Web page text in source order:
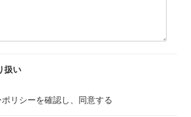
扱い
リシーを確認し、同意する